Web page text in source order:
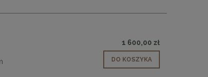
1 600,00 zł
DO KOSZYKA